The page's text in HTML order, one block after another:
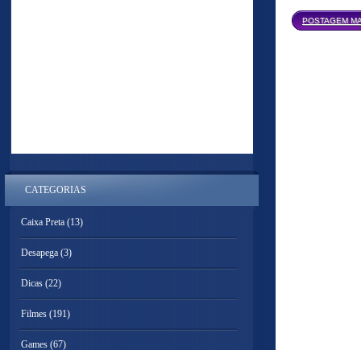
POSTAGEM
CATEGORIAS
Caixa Preta (13)
Desapega (3)
Dicas (22)
Filmes (191)
Games (67)